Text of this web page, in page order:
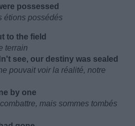
possessed
étions possédés
to the field
terrain
see, our destiny was sealed
pouvait voir la réalité, notre
by one
mais sommes tombés